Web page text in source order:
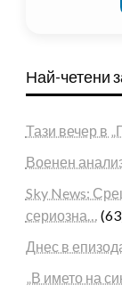
Най-четени
Тази вечер в
Военен
Sky News:
сериозна…
Днес в
„В името на